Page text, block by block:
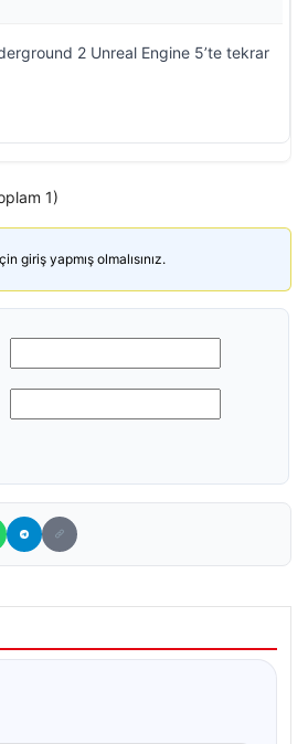
2 Unreal Engine 5’te tekrar
1)
giriş yapmış olmalısınız.